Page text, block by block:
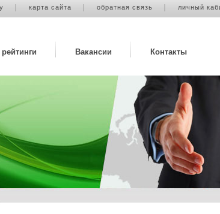
карта сайта обратная связь личный
Вакансии Контакты